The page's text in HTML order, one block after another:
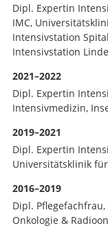
Dipl. Expertin
IMC,
Intensivstation
Intensivstation
2021–2022
Dipl. Expertin
Intensivmedizin,
2019–2021
Dipl. Expertin
Universitätsklinik
2016–2019
Dipl.
Onkologie &